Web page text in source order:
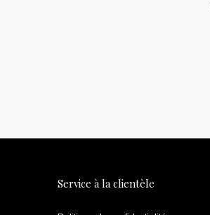
Service à la clientèle